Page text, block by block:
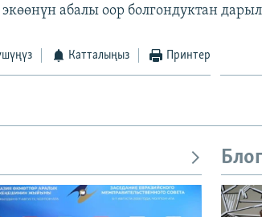
абалы оор болгондуктан
Катталыңыз Принтер